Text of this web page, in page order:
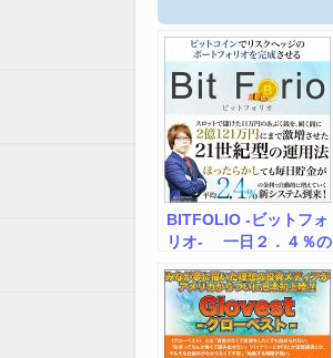
BITFOLIO -ビットフォ
リオ- 一日２．４％の
端の運営術